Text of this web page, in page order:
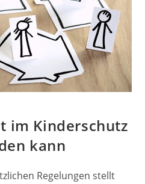
im Kinderschutz
kann
Regelungen stellt